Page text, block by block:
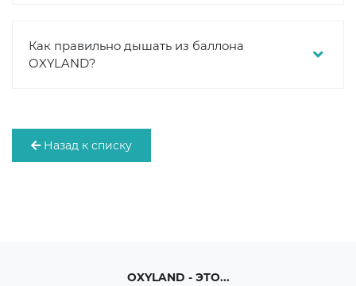
Как правильно дышать из баллона
OXYLAND?
Назад к списку
OXYLAND - ЭТО...